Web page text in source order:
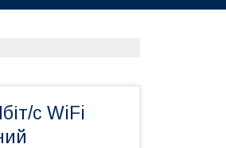
с WiFi